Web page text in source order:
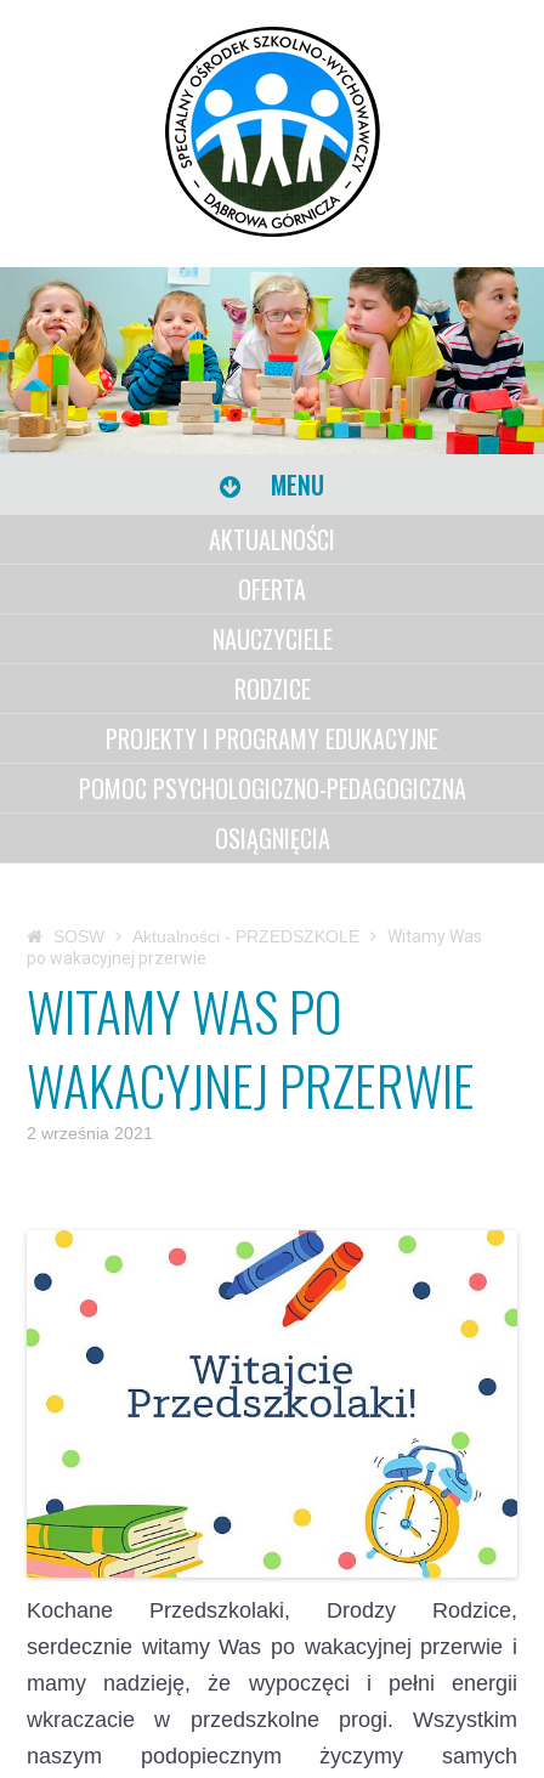
MENU
AKTUALNOŚCI
OFERTA
NAUCZYCIELE
RODZICE
PROJEKTY I PROGRAMY EDUKACYJNE
POMOC PSYCHOLOGICZNO-PEDAGOGICZNA
OSIĄGNIĘCIA
SOSW Aktualności - PRZEDSZKOLE
Witamy Was
po wakacyjnej przerwie
WITAMY WAS PO
WAKACYJNEJ PRZERWIE
2 września 2021
Kochane Przedszkolaki, Drodzy Rodzice,
serdecznie witamy Was po wakacyjnej przerwie i
mamy nadzieję, że wypoczęci i pełni energii
wkraczacie w przedszkolne progi. Wszystkim
naszym podopiecznym życzymy samych